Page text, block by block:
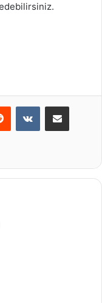
Reddit VKontakteE-Posta ile paylaş